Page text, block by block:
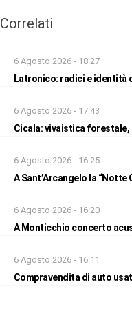
Correlati
6 Agosto 2026 - 18:27
Latronico: radici e identità
6 Agosto 2026 - 17:43
Cicala: vivaistica
6 Agosto 2026 - 16:25
A Sant’Arcangelo la
6 Agosto 2026 - 16:20
A Monticchio concerto
6 Agosto 2026 - 16:11
Compravendita di auto